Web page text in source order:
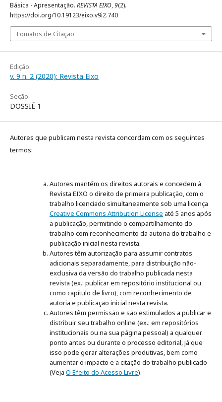
Básica - Apresentação. REVISTA EIXO,9(2).
https://doi.org/10.19123/eixo.v9i2.740
Fomatos de Citação
Edição
v. 9 n. 2 (2020): Revista Eixo
Seção
DOSSIÊ 1
Autores que publicam nesta revista concordam com os seguintes
termos:
Autores mantém os direitos autorais e concedem à
Revista EIXO o direito de primeira publicação, com o
trabalho licenciado simultaneamente sob uma licença
Creative Commons Attribution License até 5 anos após
a publicação, permitindo o compartilhamento do
trabalho com reconhecimento da autoria do trabalho e
publicação inicial nesta revista.
Autores têm autorização para assumir contratos
adicionais separadamente, para distribuição não-
exclusiva da versão do trabalho publicada nesta
revista (ex.: publicar em repositório institucional ou
como capítulo de livro), com reconhecimento de
autoria e publicação inicial nesta revista.
Autores têm permissão e são estimulados a publicar e
distribuir seu trabalho online (ex.: em repositórios
institucionais ou na sua página pessoal) a qualquer
ponto antes ou durante o processo editorial, já que
isso pode gerar alterações produtivas, bem como
aumentar o impacto e a citação do trabalho publicado
(Veja O Efeito do Acesso Livre).